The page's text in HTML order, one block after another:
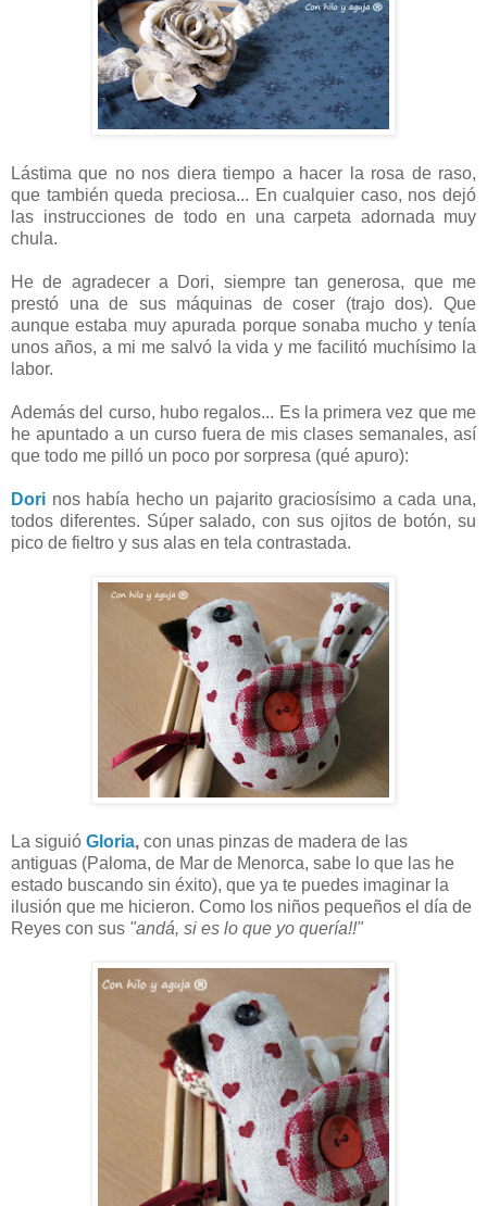
Lástima que no nos diera tiempo a hacer la rosa de raso,
que también queda preciosa... En cualquier caso, nos dejó
las instrucciones de todo en una carpeta adornada muy
chula.
He de agradecer a Dori, siempre tan generosa, que me
prestó una de sus máquinas de coser (trajo dos). Que
aunque estaba muy apurada porque sonaba mucho y tenía
unos años, a mi me salvó la vida y me facilitó muchísimo la
labor.
Además del curso, hubo regalos... Es la primera vez que me
he apuntado a un curso fuera de mis clases semanales, así
que todo me pilló un poco por sorpresa (qué apuro):
Dori nos había hecho un pajarito graciosísimo a cada una,
todos diferentes. Súper salado, con sus ojitos de botón, su
pico de fieltro y sus alas en tela contrastada.
La siguió Gloria, con unas pinzas de madera de las
antiguas (Paloma, de Mar de Menorca, sabe lo que las he
estado buscando sin éxito), que ya te puedes imaginar la
ilusión que me hicieron. Como los niños pequeños el día de
Reyes con sus "andá, si es lo que yo quería!!"